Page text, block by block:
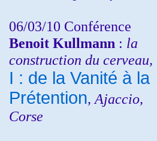
06/03/10 Conférence
Benoit Kullmann : la
construction du cerveau,
I : de la Vanité à la
Prétention, Ajaccio,
Corse